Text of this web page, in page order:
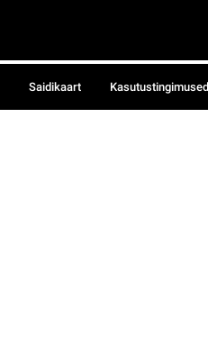
Saidikaart Kasutustingimused